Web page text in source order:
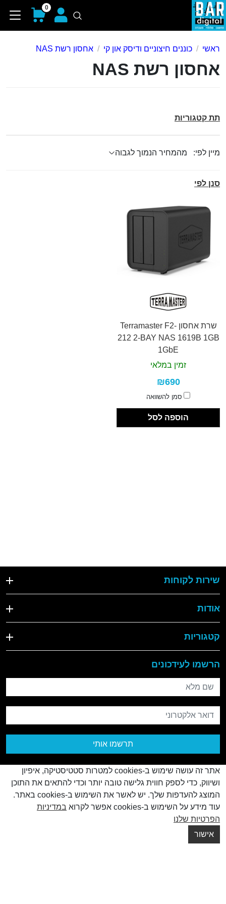
0
ראשי כוננים חיצוניים ודיסק און קי אחסון רשת NAS
אחסון רשת NAS
תת קטגוריות
מיין לפי:
סנן לפי
שרת אחסון Terramaster F2-
212 2-BAY NAS 1619B 1GB
1GbE
זמין במלאי
₪690
סמן להשוואה
הוספה לסל
שירות לקוחות
אודות
קטגוריות
הרשמו לעידכונים
שם מלא
דואר אלקטרוני
תרשמו אותי
אתר זה עושה שימוש ב-cookies למטרות סטטיסטיקה, איפיון
ושיווק, כדי לספק חווית גלישה טובה יותר וכדי להתאים את התוכן
המוצג להעדפות שלך. יש לאשר את השימוש ב-cookies באתר.
עוד מידע על השימוש ב-cookies אפשר לקרוא
במדיניות
הפרטיות שלנו
אישור